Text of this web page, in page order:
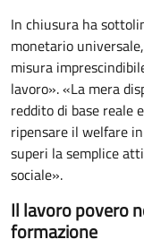
In chiusura ha
monetario
misura
lavoro». «La mera
reddito di base reale
ripensare il welfare
superi la semplice
sociale».
Il lavoro povero
formazione